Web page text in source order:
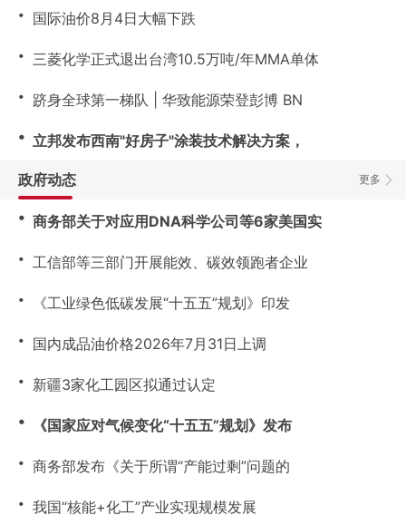
・ 国际油价8月4日大幅下跌
・ 三菱化学正式退出台湾10.5万吨/年MMA单体
・ 跻身全球第一梯队 | 华致能源荣登彭博 BN
・ 立邦发布西南"好房子"涂装技术解决方案，
更多
政府动态
・ 商务部关于对应用DNA科学公司等6家美国实
・ 工信部等三部门开展能效、碳效领跑者企业
・ 《工业绿色低碳发展“十五五”规划》印发
・ 国内成品油价格2026年7月31日上调
・ 新疆3家化工园区拟通过认定
・ 《国家应对气候变化“十五五”规划》发布
・ 商务部发布《关于所谓“产能过剩”问题的
・ 我国“核能+化工”产业实现规模发展